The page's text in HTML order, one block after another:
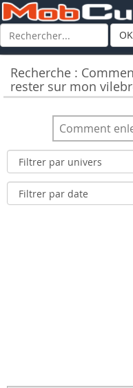
OK
Recherche :
rester sur mon